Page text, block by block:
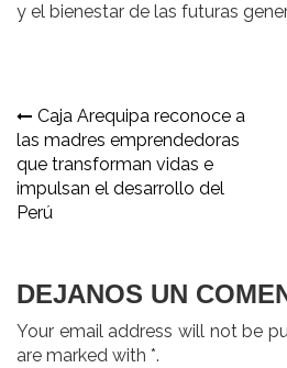
y el bienestar de las futuras
Navegación
de
entradas
Caja Arequipa reconoce a
las madres emprendedoras
que transforman vidas e
impulsan el desarrollo del
Perú
DEJANOS UN
Your email address will not be
are marked with *.